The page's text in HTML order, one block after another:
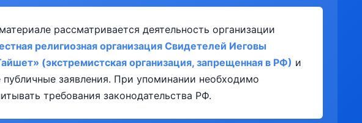
рассматривается деятельность организации
религиозная организация Свидетелей Иеговы
(экстремистская организация, запрещенная в РФ) и
публичные заявления. При упоминании необходимо
требования законодательства РФ.